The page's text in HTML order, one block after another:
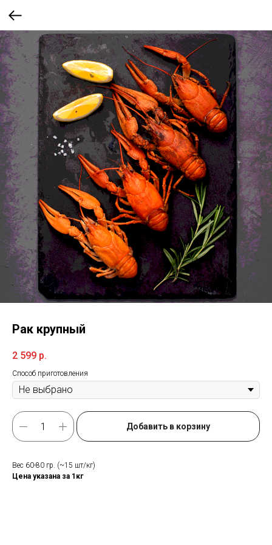
Рак крупный
2 599 р.
Способ приготовления
Добавить в корзину
Вес 60-80 гр. (~15 шт/кг)
Цена указана за 1кг